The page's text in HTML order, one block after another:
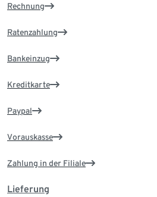
Rechnung
Ratenzahlung
Bankeinzug
Kreditkarte
Paypal
Vorauskasse
Zahlung in der Filiale
Lieferung